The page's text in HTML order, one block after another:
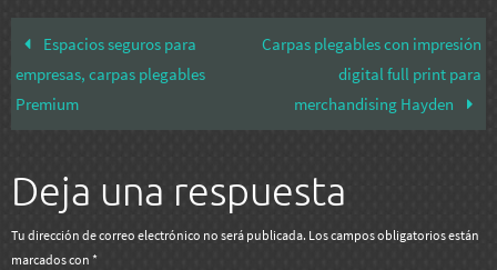
Espacios seguros para
empresas, carpas plegables
Premium
Carpas plegables con impresión
digital full print para
merchandising Hayden
Deja una respuesta
Tu dirección de correo electrónico no será publicada. Los campos obligatorios están
marcados con *